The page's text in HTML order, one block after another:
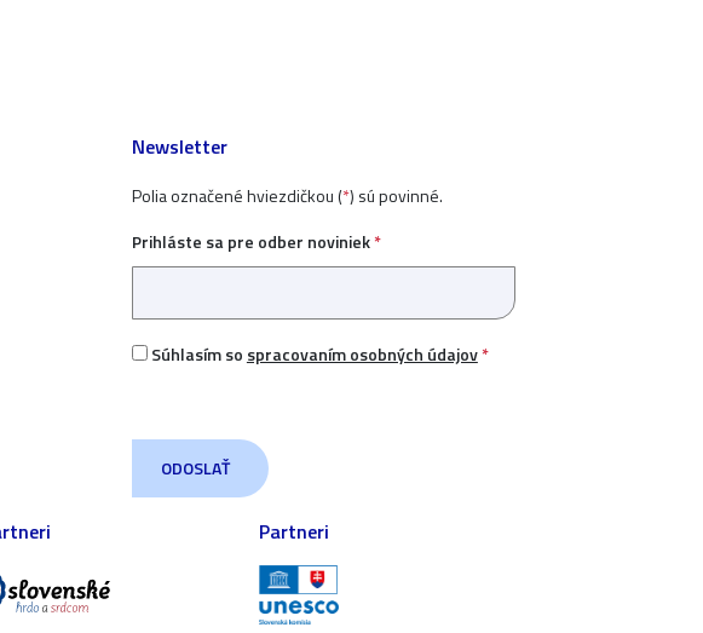
Newsletter
Polia označené hviezdičkou (*) sú povinné.
Prihláste sa pre odber noviniek*
Súhlasím so spracovaním osobných údajov*
Partneri